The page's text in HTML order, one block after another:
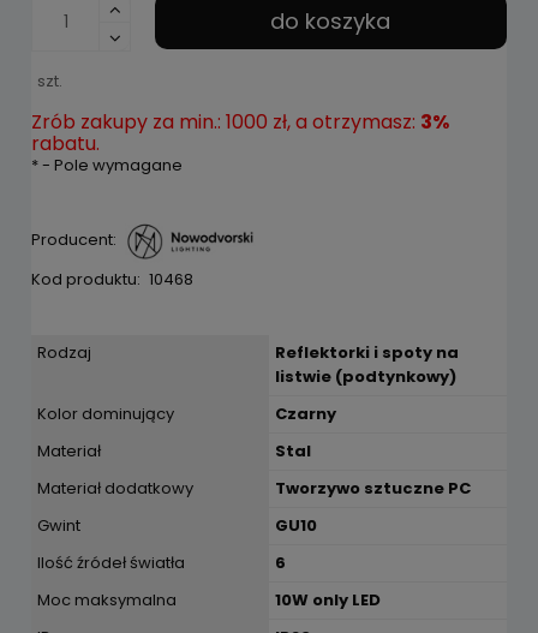
szt.
do koszyka
Zrób zakupy za min.: 1000 zł, a otrzymasz: 3%
rabatu.
*- Pole wymagane
Producent:
Kod produktu: 10468
Rodzaj
Reflektorki i spoty na
listwie (podtynkowy)
Kolor dominujący
Czarny
Materiał
Stal
Materiał dodatkowy
Tworzywo sztuczne PC
Gwint
GU10
Ilość źródeł światła
6
Moc maksymalna
10W only LED